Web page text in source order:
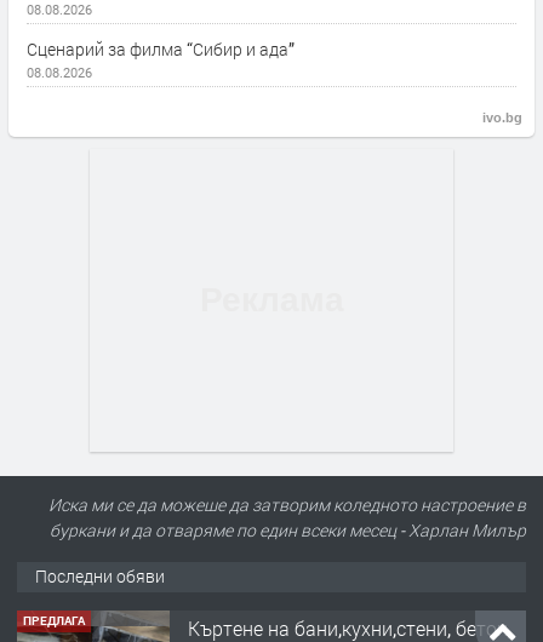
08.08.2026
Сценарий за филма “Сибир и ада”
08.08.2026
ivo.bg
Иска ми се да можеше да затворим коледното настроение в
буркани и да отваряме по един всеки месец - Харлан Милър
Последни обяви
ПРЕДЛАГА
Къртене на бани,кухни,стени, бетон,